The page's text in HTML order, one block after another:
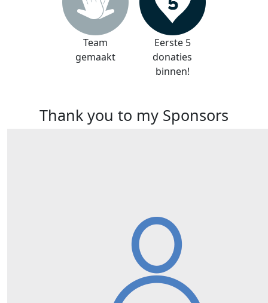
Team
gemaakt
Eerste 5
donaties
binnen!
Thank you to my Sponsors